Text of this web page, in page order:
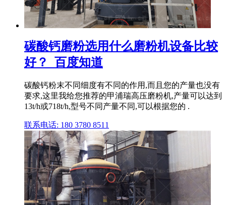
碳酸钙磨粉选用什么磨粉机设备比较
好？_百度知道
碳酸钙粉末不同细度有不同的作用,而且您的产量也没有
要求,这里我给您推荐的甲浦瑞高压磨粉机,产量可以达到
13t/h或718t/h,型号不同产量不同,可以根据您的 .
联系电话: 180 3780 8511